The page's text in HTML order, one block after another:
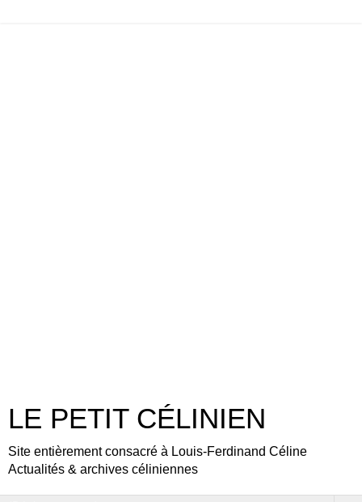
LE PETIT CÉLINIEN
Site entièrement consacré à Louis-Ferdinand Céline
Actualités & archives céliniennes